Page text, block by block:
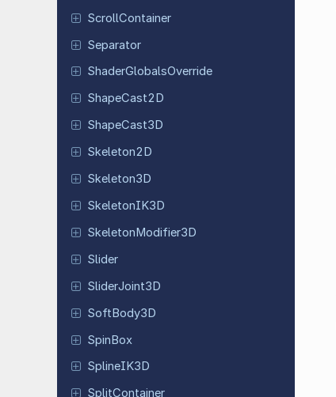
ScrollContainer
Separator
ShaderGlobalsOverride
ShapeCast2D
ShapeCast3D
Skeleton2D
Skeleton3D
SkeletonIK3D
SkeletonModifier3D
Slider
SliderJoint3D
SoftBody3D
SpinBox
SplineIK3D
SplitContainer